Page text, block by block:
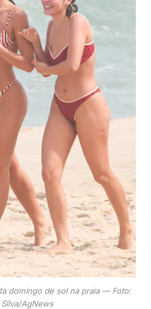
domingo de sol na praia — Foto:
AgNews